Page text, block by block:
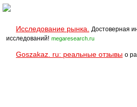
Исследование рынка.
Достоверная
исследований! megaresearch.ru
Goszakaz. ru: реальные отзывы о